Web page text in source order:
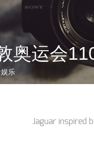
奥运会
乐
Jaguar inspired